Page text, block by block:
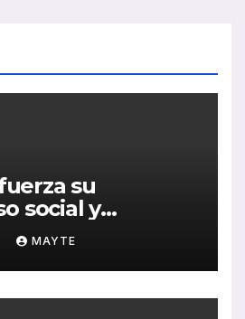
su
social y
con la
su Memoria
MAYTE